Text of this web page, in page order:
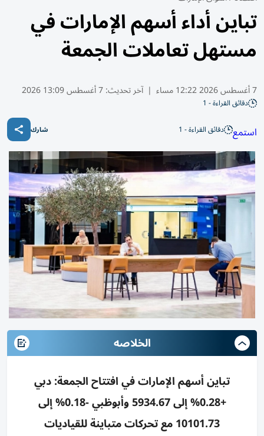
تباين أداء أسهم الإمارات في
مستهل تعاملات الجمعة
7 أغسطس 2026 12:22 مساء | آخر تحديث:7 أغسطس 13:09 2026
دقائق القراءة - 1
استمع دقائق القراءة - 1 شارك
الخلاصه
تباين أسهم الإمارات في افتتاح الجمعة: دبي
+0.28% إلى 5934.67 وأبوظبي -0.18% إلى
10101.73 مع تحركات متباينة للقياديات